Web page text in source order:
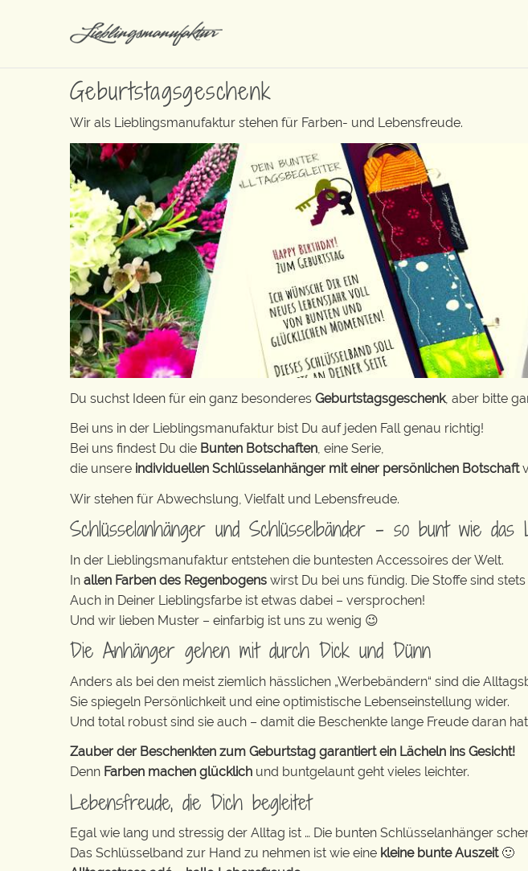
Geburtstagsgeschenk
Wir als Lieblingsmanufaktur stehen für Farben- und Lebensfreude.
Du suchst Ideen für ein ganz besonderes Geburtstagsgeschenk, aber bitte
Bei uns in der Lieblingsmanufaktur bist Du auf jeden Fall genau richtig!
Bei uns findest Du die Bunten Botschaften, eine Serie,
die unsere individuellen Schlüsselanhänger mit einer persönlichen Botschaft
Wir stehen für Abwechslung, Vielfalt und Lebensfreude.
Schlüsselanhänger und Schlüsselbänder – so bunt wie das
In der Lieblingsmanufaktur entstehen die buntesten Accessoires der Welt.
In allen Farben des Regenbogens wirst Du bei uns fündig. Die Stoffe sind
Auch in Deiner Lieblingsfarbe ist etwas dabei – versprochen!
Und wir lieben Muster – einfarbig ist uns zu wenig 😉
Die Anhänger gehen mit durch Dick und Dünn
Anders als bei den meist ziemlich hässlichen „Werbebändern“ sind die
Sie spiegeln Persönlichkeit und eine optimistische Lebenseinstellung wider.
Und total robust sind sie auch – damit die Beschenkte lange Freude daran
Zauber der Beschenkten zum Geburtstag garantiert ein Lächeln ins Gesicht!
Denn Farben machen glücklich und buntgelaunt geht vieles leichter.
Lebensfreude, die Dich begleitet
Egal wie lang und stressig der Alltag ist … Die bunten Schlüsselanhänger
Das Schlüsselband zur Hand zu nehmen ist wie eine kleine bunte Auszeit🙂